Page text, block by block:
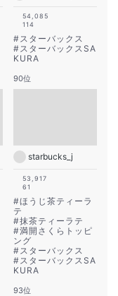
54,085
114
#スターバックス
#スターバックスSA
KURA
90位
starbucks_j
53,917
61
#ほうじ茶ティーラ
テ
#抹茶ティーラテ
#満開さくらトッピ
ング
#スターバックス
#スターバックスSA
KURA
93位